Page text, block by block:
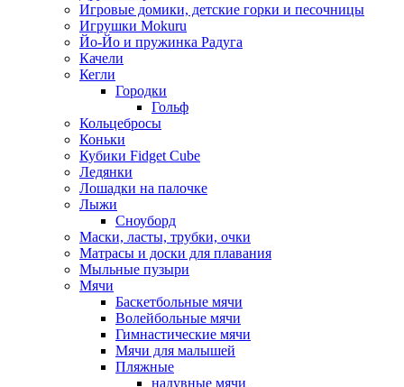
Игровые домики, детские горки и песочницы
Игрушки Mokuru
Йо-Йо и пружинка Радуга
Качели
Кегли
Городки
Гольф
Кольцебросы
Коньки
Кубики Fidget Cube
Ледянки
Лошадки на палочке
Лыжи
Сноуборд
Маски, ласты, трубки, очки
Матрасы и доски для плавания
Мыльные пузыри
Мячи
Баскетбольные мячи
Волейбольные мячи
Гимнастические мячи
Мячи для малышей
Пляжные
надувные мячи